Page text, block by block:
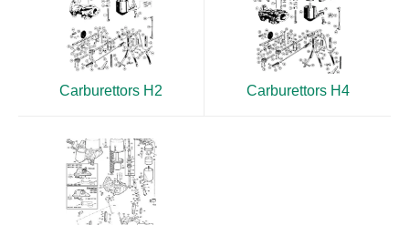
Carburettors H2 Carburettors H4